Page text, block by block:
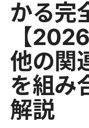
かる完
【
他の関
を組み
解説